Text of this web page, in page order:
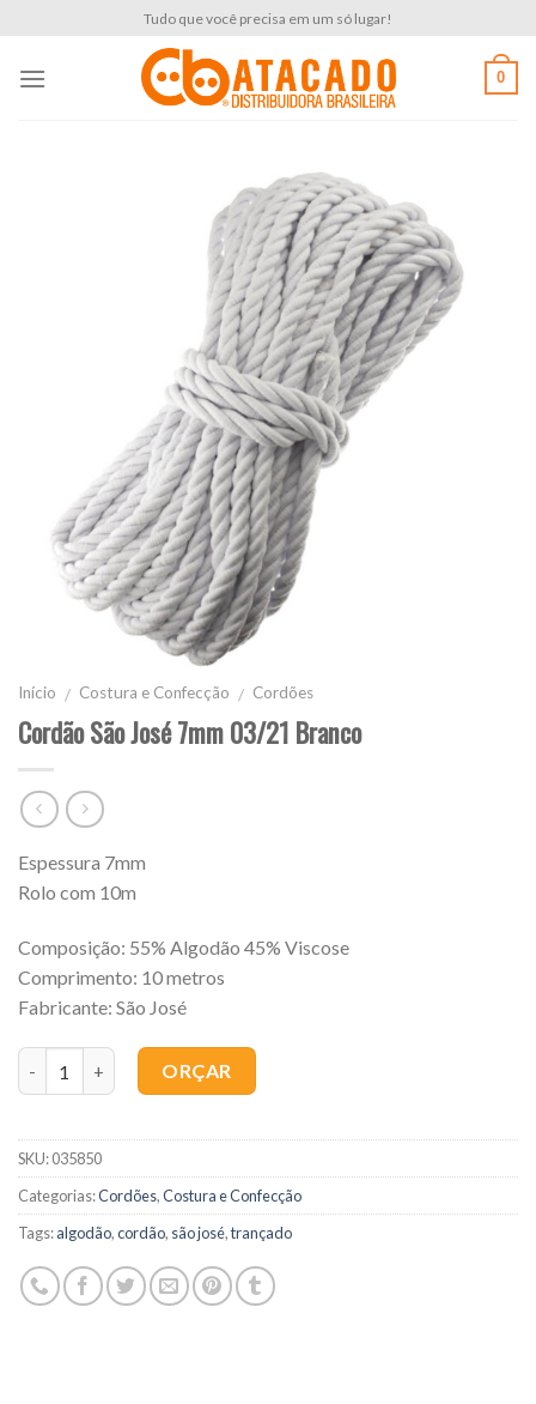
content
Tudo que você precisa em um só lugar!
0
Início / Costura e Confecção / Cordões
Cordão São José 7mm 03/21 Branco
Espessura 7mm
Rolo com 10m
Composição: 55% Algodão 45% Viscose
Comprimento: 10 metros
Fabricante: São José
ORÇAR
SKU:035850
Categorias:Cordões,Costura e Confecção
Tags:algodão,cordão, são josé,trançado